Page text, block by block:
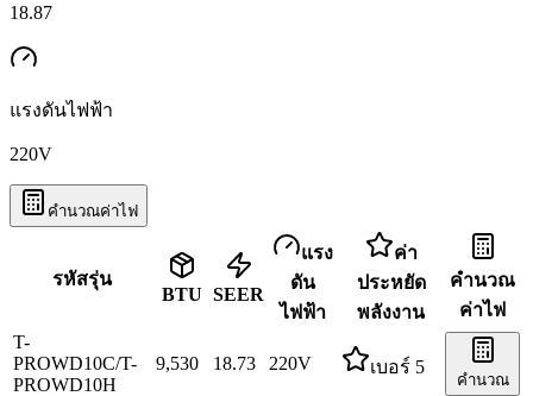
18.87
แรงดันไฟฟ้า
220V
คำนวณค่าไฟ
รหัสรุ่น
BTU SEER
แรง
ดัน
ไฟฟ้า
ค่า
ประหยัด
พลังงาน
คำนวณ
ค่าไฟ
T-
PROWD10C/T-
PROWD10H
9,530 18.73 220V เบอร์ 5
คำนวณ